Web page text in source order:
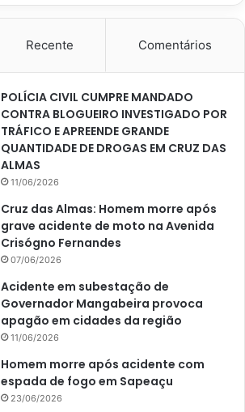
Recente Comentários
POLÍCIA CIVIL CUMPRE MANDADO
CONTRA BLOGUEIRO INVESTIGADO POR
TRÁFICO E APREENDE GRANDE
QUANTIDADE DE DROGAS EM CRUZ DAS
ALMAS
11/06/2026
Cruz das Almas: Homem morre após
grave acidente de moto na Avenida
Crisógno Fernandes
07/06/2026
Acidente em subestação de
Governador Mangabeira provoca
apagão em cidades da região
11/06/2026
Homem morre após acidente com
espada de fogo em Sapeaçu
23/06/2026